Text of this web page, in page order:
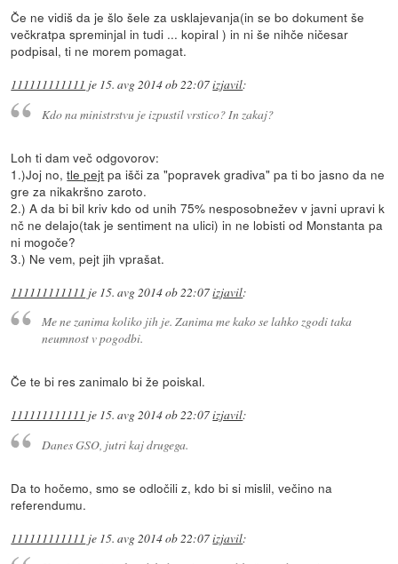
Če ne vidiš da je šlo šele za usklajevanja(in se bo dokument še
večkratpa spreminjal in tudi ... kopiral ) in ni še nihče ničesar
podpisal, ti ne morem pomagat.
111111111111 je 15. avg 2014 ob 22:07izjavil:
Kdo na ministrstvu je izpustil vrstico? In zakaj?
Loh ti dam več odgovorov:
1.)Joj no,tle pejt pa išči za "popravek gradiva" pa ti bo jasno da ne
gre za nikakršno zaroto.
2.) A da bi bil kriv kdo od unih 75% nesposobnežev v javni upravi k
nč ne delajo(tak je sentiment na ulici) in ne lobisti od Monstanta pa
ni mogoče?
3.) Ne vem, pejt jih vprašat.
111111111111 je 15. avg 2014 ob 22:07izjavil:
Me ne zanima koliko jih je. Zanima me kako se lahko zgodi taka
neumnost v pogodbi.
Če te bi res zanimalo bi že poiskal.
111111111111 je 15. avg 2014 ob 22:07izjavil:
Danes GSO, jutri kaj drugega.
Da to hočemo, smo se odločili z, kdo bi si mislil, večino na
referendumu.
111111111111 je 15. avg 2014 ob 22:07izjavil: